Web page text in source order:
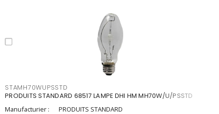
STAMH70WUPSSTD
PRODUITS STANDARD 68517 LAMPE DHI HM MH70W/U/PSSTD
Manufacturier :
PRODUITS STANDARD